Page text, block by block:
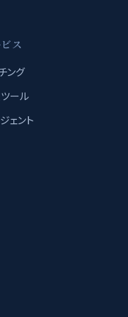
ス
ング
ール
ェント